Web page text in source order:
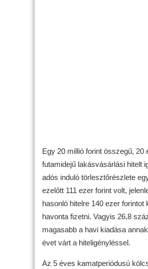
Egy 20 millió forint összegű, 20
futamidejű lakásvásárlási hitelt
adós induló törlesztőrészlete
ezelőtt 111 ezer forint volt,
hasonló hitelre 140 ezer forintot
havonta fizetni. Vagyis 26,8
magasabb a havi kiadása
évet várt a hiteligényléssel.
Az 5 éves kamatperiódusú